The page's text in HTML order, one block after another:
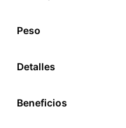
Peso
Detalles
Beneficios